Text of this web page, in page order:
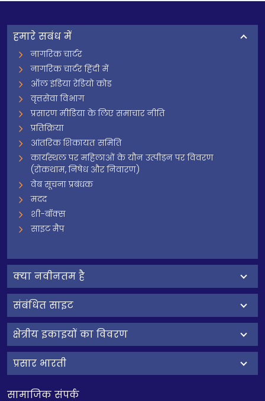
हमारे सबंध में
नागरिक चार्टर
नागरिक चार्टर हिंदी में
ऑल इंडिया रेडियो कोड
वृत्तसेवा विभाग
प्रसारण मीडिया के लिए समाचार नीति
प्रतिक्रिया
आंतरिक शिकायत समिति
कार्यस्थल पर महिलाओं के यौन उत्पीड़न पर विवरण
(रोकथाम, निषेध और निवारण)
वेब सूचना प्रबंधक
मदद
शी-बॉक्स
साइट मैप
क्‍या नवीनतम है
संबंधित साइट
क्षेत्रीय इकाइयों का विवरण
प्रसार भारती
सामाजिक संपर्क